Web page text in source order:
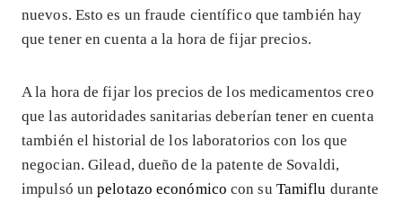
nuevos. Esto es un fraude científico que también hay
que tener en cuenta a la hora de fijar precios.
A la hora de fijar los precios de los medicamentos creo
que las autoridades sanitarias deberían tener en cuenta
también el historial de los laboratorios con los que
negocian. Gilead, dueño de la patente de Sovaldi,
impulsó unpelotazo económico con su Tamiflu durante